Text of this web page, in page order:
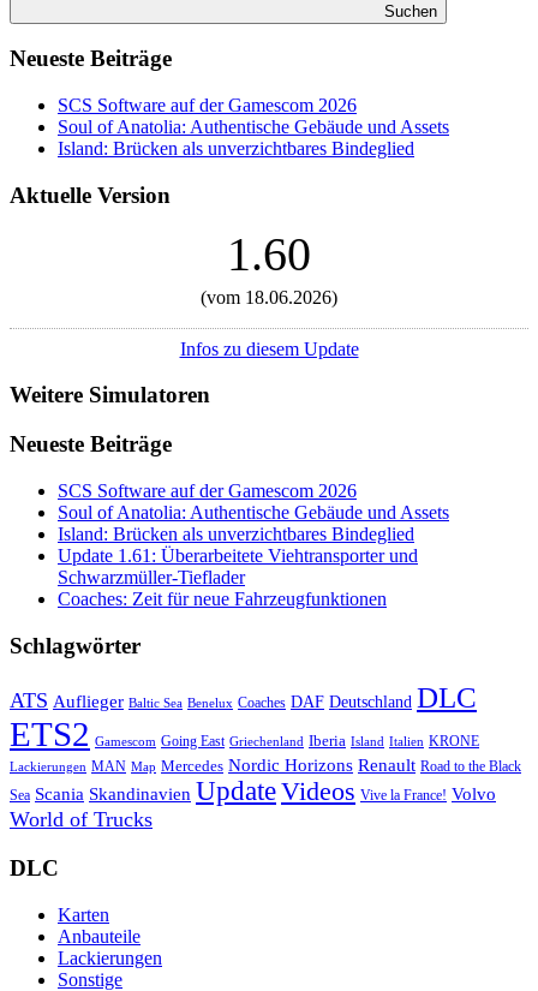
Suchen
Neueste Beiträge
SCS Software auf der Gamescom 2026
Soul of Anatolia: Authentische Gebäude und Assets
Island: Brücken als unverzichtbares Bindeglied
Aktuelle Version
1.60
(vom 18.06.2026)
Infos zu diesem Update
Weitere Simulatoren
Neueste Beiträge
SCS Software auf der Gamescom 2026
Soul of Anatolia: Authentische Gebäude und Assets
Island: Brücken als unverzichtbares Bindeglied
Update 1.61: Überarbeitete Viehtransporter und
Schwarzmüller-Tieflader
Coaches: Zeit für neue Fahrzeugfunktionen
Schlagwörter
ATS Auflieger Baltic Sea Benelux Coaches DAF Deutschland DLC
ETS2 Gamescom Going East Griechenland Iberia Island Italien KRONE
Lackierungen MAN Map Mercedes Nordic Horizons Renault Road to the Black
Sea Scania Skandinavien UpdateVideos Vive la France! Volvo
World of Trucks
DLC
Karten
Anbauteile
Lackierungen
Sonstige